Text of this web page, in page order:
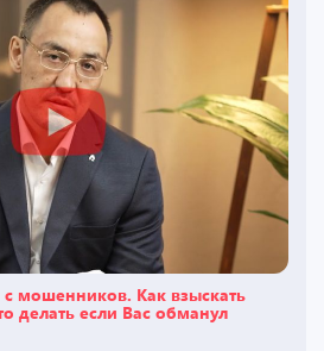
с мошенников. Как взыскать
делать если Вас обманул